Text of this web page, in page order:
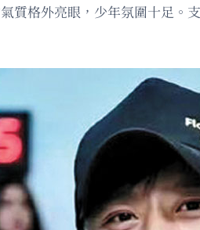
質格外亮眼，少年氛圍十足。